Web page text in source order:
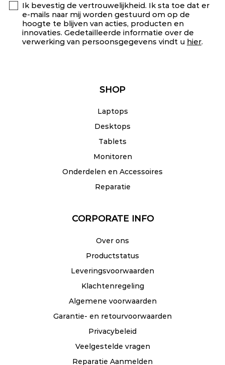
Ik bevestig de vertrouwelijkheid. Ik sta toe dat er
e-mails naar mij worden gestuurd om op de
hoogte te blijven van acties, producten en
innovaties. Gedetailleerde informatie over de
verwerking van persoonsgegevens vindt u hier.
SHOP
Laptops
Desktops
Tablets
Monitoren
Onderdelen en Accessoires
Reparatie
CORPORATE INFO
Over ons
Productstatus
Leveringsvoorwaarden
Klachtenregeling
Algemene voorwaarden
Garantie- en retourvoorwaarden
Privacybeleid
Veelgestelde vragen
Reparatie Aanmelden